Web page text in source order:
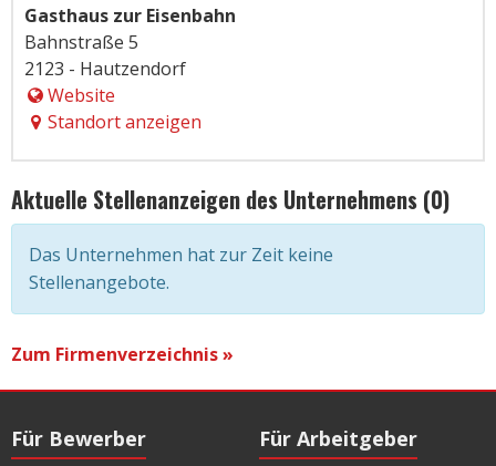
Gasthaus zur Eisenbahn
Bahnstraße 5
2123 - Hautzendorf
Website
Standort anzeigen
Aktuelle Stellenanzeigen des Unternehmens (0)
Das Unternehmen hat zur Zeit keine
Stellenangebote.
Zum Firmenverzeichnis »
Für Bewerber Für Arbeitgeber